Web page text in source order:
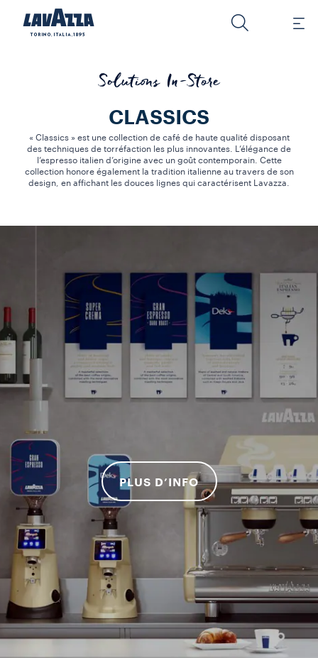
Solutions In-Store
CLASSICS
« Classics » est une collection de café de haute qualité disposant
des techniques de torréfaction les plus innovantes. L’élégance de
l’espresso italien d’origine avec un goût contemporain. Cette
collection honore également la tradition italienne au travers de son
design, en affichant les douces lignes qui caractérisent Lavazza.
PLUS D’INFO